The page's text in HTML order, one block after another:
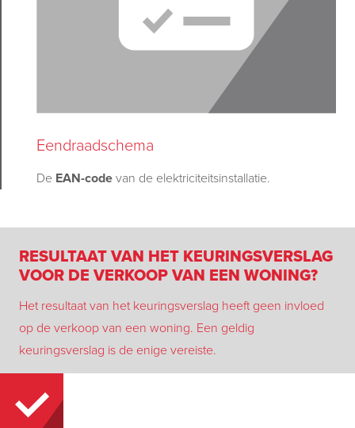
Eendraadschema
De EAN-codevan de elektriciteitsinstallatie.
RESULTAAT VAN HET KEURINGSVERSLAG
VOOR DE VERKOOP VAN EEN WONING?
Het resultaat van het keuringsverslag heeft geen invloed
op de verkoop van een woning. Een geldig
keuringsverslag is de enige vereiste.